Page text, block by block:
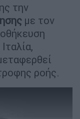
την
με τον
ροής.